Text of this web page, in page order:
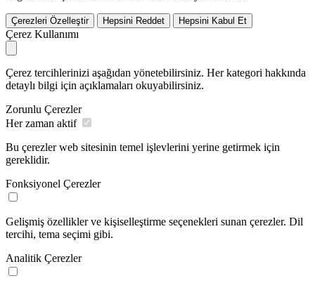
Çerezleri Özelleştir Hepsini Reddet Hepsini Kabul Et
Çerez Kullanımı
Çerez tercihlerinizi aşağıdan yönetebilirsiniz. Her kategori hakkında
detaylı bilgi için açıklamaları okuyabilirsiniz.
Zorunlu Çerezler
Her zaman aktif
Bu çerezler web sitesinin temel işlevlerini yerine getirmek için
gereklidir.
Fonksiyonel Çerezler
Gelişmiş özellikler ve kişiselleştirme seçenekleri sunan çerezler. Dil
tercihi, tema seçimi gibi.
Analitik Çerezler